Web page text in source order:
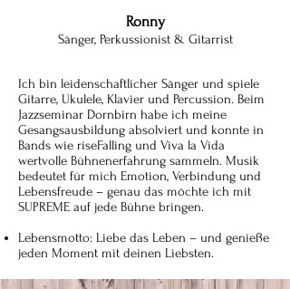
Ronny
Sänger, Perkussionist & Gitarrist
Ich bin leidenschaftlicher Sänger und spiele
Gitarre, Ukulele, Klavier und Percussion. Beim
Jazzseminar Dornbirn habe ich meine
Gesangsausbildung absolviert und konnte in
Bands wie riseFalling und Viva la Vida
wertvolle Bühnenerfahrung sammeln. Musik
bedeutet für mich Emotion, Verbindung und
Lebensfreude – genau das möchte ich mit
SUPREME auf jede Bühne bringen.
Lebensmotto: Liebe das Leben – und genieße
jeden Moment mit deinen Liebsten.